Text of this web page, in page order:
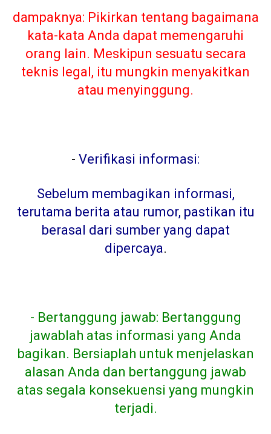
dampaknya: Pikirkan tentang bagaimana
kata-kata Anda dapat memengaruhi
orang lain. Meskipun sesuatu secara
teknis legal, itu mungkin menyakitkan
atau menyinggung.
- Verifikasi informasi:
Sebelum membagikan informasi,
terutama berita atau rumor, pastikan itu
berasal dari sumber yang dapat
dipercaya.
- Bertanggung jawab: Bertanggung
jawablah atas informasi yang Anda
bagikan. Bersiaplah untuk menjelaskan
alasan Anda dan bertanggung jawab
atas segala konsekuensi yang mungkin
terjadi.